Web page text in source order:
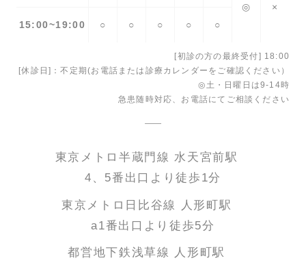
◎
×
15:00~19:00
○ ○ ○ ○ ○
[初診の方の最終受付] 18:00
[休診日]：不定期(お電話または診療カレンダーをご確認ください）
◎土・日曜日は9-14時
急患随時対応、お電話にてご相談ください
東京メトロ半蔵門線 水天宮前駅
4、5番出口より徒歩1分
東京メトロ日比谷線 人形町駅
a1番出口より徒歩5分
都営地下鉄浅草線 人形町駅